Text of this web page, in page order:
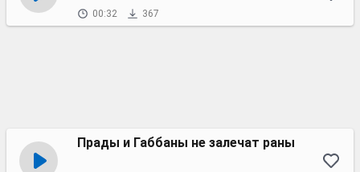
00:32 367
Прады и Габбаны не залечат раны